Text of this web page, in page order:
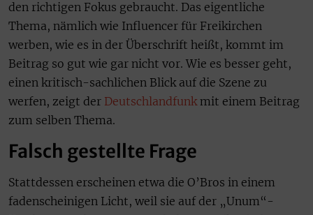
den richtigen Fokus gebraucht. Das eigentliche
Thema, nämlich wie Influencer für Freikirchen
werben, wie es in der Überschrift heißt, kommt im
Beitrag so gut wie gar nicht vor. Wie es besser geht,
einen kritisch-sachlichen Blick auf die Szene zu
werfen, zeigt der Deutschlandfunkmit einem Beitrag
zum selben Thema.
Falsch gestellte Frage
Stattdessen erscheinen etwa die O’Bros in einem
fadenscheinigen Licht, weil sie auf der „Unum“-